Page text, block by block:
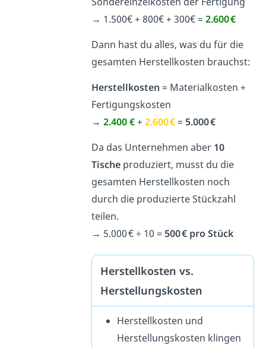
→ 1.500€ + 800€ + 300€ = 2.600 €
Dann hast du alles, was du für die
gesamten Herstellkosten brauchst:
Herstellkosten = Materialkosten +
Fertigungskosten
→ 2.400 €+ 2.600 €= 5.000 €
Da das Unternehmen aber 10
Tischeproduziert, musst du die
gesamten Herstellkosten noch
durch die produzierte Stückzahl
teilen.
→ 5.000€ ÷ 10 = 500 € pro Stück
Herstellkosten vs.
Herstellungskosten
Herstellkosten und
Herstellungskosten klingen